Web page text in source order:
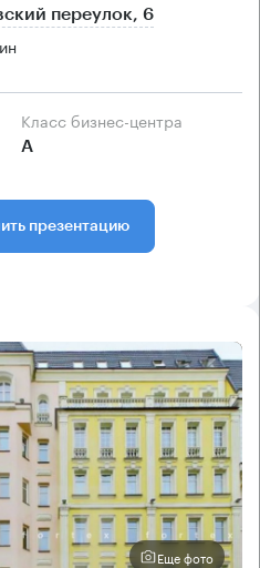
переулок, 6
Класс бизнес-центра
А
презентацию
Еще фото